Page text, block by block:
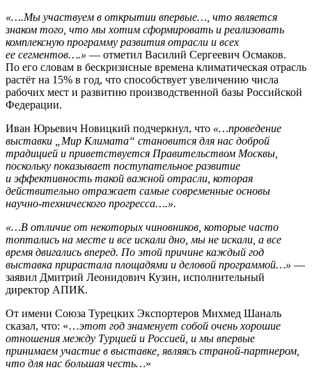
«….Мы участвуем в открытии впервые…, что является
знаком того, что мы хотим сформировать и реализовать
комплексную программу развития отрасли и всех
ее сегментов….» — отметил Василий Сергеевич Осмаков.
По его словам в бескризисные времена климатическая отрасль
растёт на 15% в год, что способствует увеличению числа
рабочих мест и развитию производственной базы Российской
Федерации.
Иван Юрьевич Новицкий подчеркнул, что «…проведение
выставки „Мир Климата“ становится для нас доброй
традицией и приветствуется Правительством Москвы,
поскольку показывает поступательное развитие
и эффективность такой важной отрасли, которая
действительно отражает самые современные основы
научно-технического прогресса….».
«…В отличие от некоторых чиновников, которые часто
топтались на месте и все искали дно, мы не искали, а все
время двигались вперед. По этой причине каждый год
выставка прирастала площадями и деловой программой…» —
заявил Дмитрий Леонидович Кузин, исполнительный
директор АПИК.
От имени Союза Турецких Экспортеров Михмед Шаналь
сказал, что: «…этот год знаменует собой очень хорошие
отношения между Турцией и Россией, и мы впервые
принимаем участие в выставке, являясь страной-партнером,
что для нас большая честь…»